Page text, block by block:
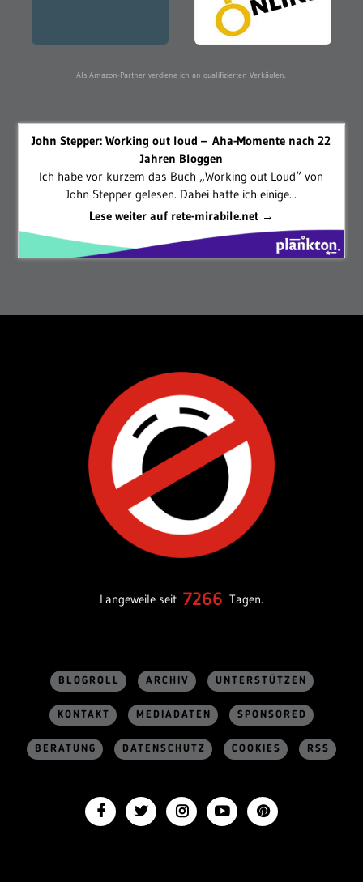
Als Amazon-Partner verdiene ich an qualifizierten Verkäufen.
John Stepper: Working out loud – Aha-Momente nach 22
Jahren Bloggen
Ich habe vor kurzem das Buch „Working out Loud“ von
John Stepper gelesen. Dabei hatte ich einige...
Lese weiter auf rete-mirabile.net →
Langeweile seit 7266 Tagen.
BLOGROLL ARCHIV UNTERSTÜTZEN
KONTAKT MEDIADATEN SPONSORED
BERATUNG DATENSCHUTZ COOKIES RSS